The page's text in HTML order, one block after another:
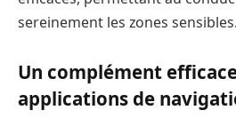
sereinement les zones sensibles.
Un complément
applications de